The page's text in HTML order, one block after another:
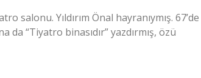
salonu. Yıldırım Önal hayranıymış. 67’de
“Tiyatro binasıdır” yazdırmış, özü